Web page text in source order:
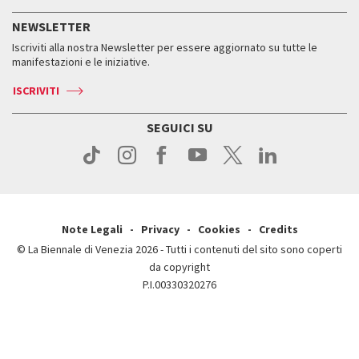
Come raggiungerci
Come raggiungerci
Contatti
Press
Orari e sedi
Biglietti
Servizi al pubblico
Come raggiungerci
Contatti
Storia
Orari e sedi
NEWSLETTER
Iscriviti alla nostra Newsletter per essere aggiornato su tutte le
manifestazioni e le iniziative.
ISCRIVITI
SEGUICI SU
Note Legali Privacy Cookies
Credits
© La Biennale di Venezia 2026 - Tutti i contenuti del sito sono coperti
da copyright
P.I.00330320276